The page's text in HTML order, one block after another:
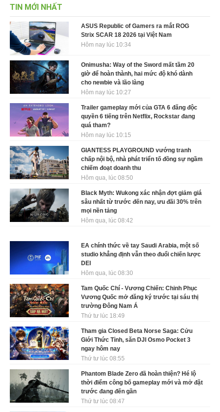
TIN MỚI NHẤT
ASUS Republic of Gamers ra mắt ROG
Strix SCAR 18 2026 tại Việt Nam
Hôm nay lúc 10:34
Onimusha: Way of the Sword mất tầm 20
giờ để hoàn thành, hai mức độ khó dành
cho newbie và lão làng
Hôm nay lúc 10:27
Trailer gameplay mới của GTA 6 đăng độc
quyền 6 tiếng trên Netflix, Rockstar đang
quá tham?
Hôm nay lúc 10:15
GIANTESS PLAYGROUND vướng tranh
chấp nội bộ, nhà phát triển tố đồng sự ngầm
chiếm đoạt doanh thu
Hôm qua, lúc 08:50
Black Myth: Wukong xác nhận đợt giảm giá
sâu nhất từ trước đến nay, ưu đãi 30% trên
mọi nền tảng
Hôm qua, lúc 08:42
EA chính thức về tay Saudi Arabia, một số
studio khẳng định vẫn theo đuổi chiến lược
DEI
Hôm qua, lúc 08:30
Tam Quốc Chí - Vương Chiến: Chinh Phục
Vương Quốc mở đăng ký trước tại sáu thị
trường Đông Nam Á
Thứ tư lúc 18:49
Tham gia Closed Beta Norse Saga: Cửu
Giới Thức Tỉnh, săn DJI Osmo Pocket 3
ngay hôm nay
Thứ tư lúc 08:55
Phantom Blade Zero đã hoàn thiện? Hé lộ
thời điểm công bố gameplay mới và mở đặt
trước đang đến gần
Thứ tư lúc 08:47